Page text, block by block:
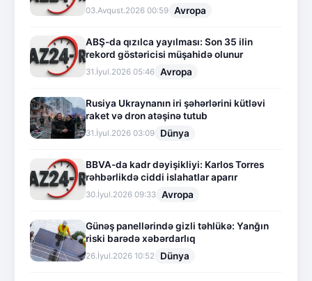
03.Avqust.2026 00:59 Avropa
ABŞ-da qızılca yayılması: Son 35 ilin
rekord göstəricisi müşahidə olunur
31.İyul.2026 05:46 Avropa
Rusiya Ukraynanın iri şəhərlərini kütləvi
raket və dron atəşinə tutub
31.İyul.2026 03:09 Dünya
BBVA-da kadr dəyişikliyi: Karlos Torres
rəhbərlikdə ciddi islahatlar aparır
30.İyul.2026 09:33 Avropa
Günəş panellərində gizli təhlükə: Yanğın
riski barədə xəbərdarlıq
26.İyul.2026 10:52 Dünya